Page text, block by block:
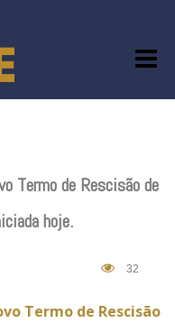
Termo de Rescisão de
hoje.
32
Termo de Rescisão